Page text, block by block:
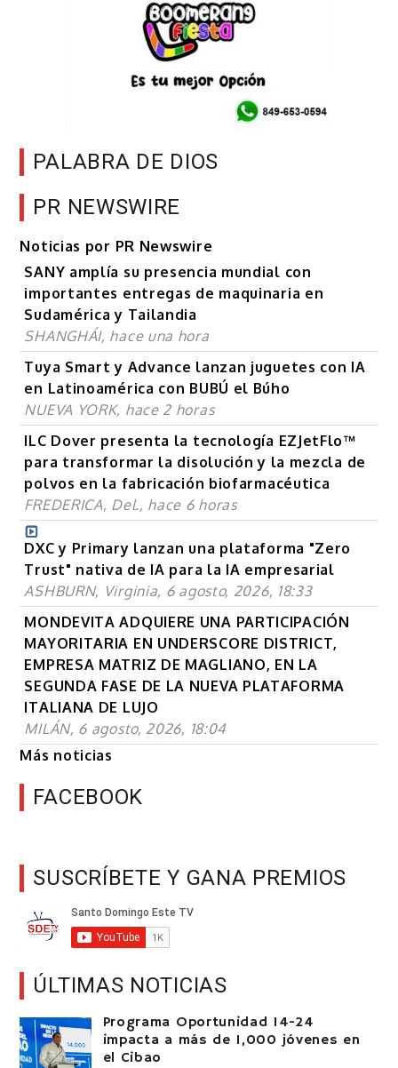
PALABRA DE DIOS
PR NEWSWIRE
Noticias por PR Newswire
SANY amplía su presencia mundial con
importantes entregas de maquinaria en
Sudamérica y Tailandia
SHANGHÁI, hace una hora
Tuya Smart y Advance lanzan juguetes con IA
en Latinoamérica con BUBÚ el Búho
NUEVA YORK, hace 2 horas
ILC Dover presenta la tecnología EZJetFlo™
para transformar la disolución y la mezcla de
polvos en la fabricación biofarmacéutica
FREDERICA, Del., hace 6 horas
DXC y Primary lanzan una plataforma "Zero
Trust" nativa de IA para la IA empresarial
ASHBURN, Virginia, 6 agosto, 2026, 18:33
MONDEVITA ADQUIERE UNA PARTICIPACIÓN
MAYORITARIA EN UNDERSCORE DISTRICT,
EMPRESA MATRIZ DE MAGLIANO, EN LA
SEGUNDA FASE DE LA NUEVA PLATAFORMA
ITALIANA DE LUJO
MILÁN, 6 agosto, 2026, 18:04
Más noticias
FACEBOOK
SUSCRÍBETE Y GANA PREMIOS
ÚLTIMAS NOTICIAS
Programa Oportunidad 14-24
impacta a más de 1,000 jóvenes en
el Cibao